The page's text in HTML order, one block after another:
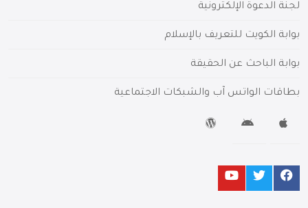
لجنة الدعوة الإلكترونية
بوابة الكويت للتعريف بالإسلام
بوابة الباحث عن الحقيقة
بطاقات الواتس آب والشبكات الاجتماعية